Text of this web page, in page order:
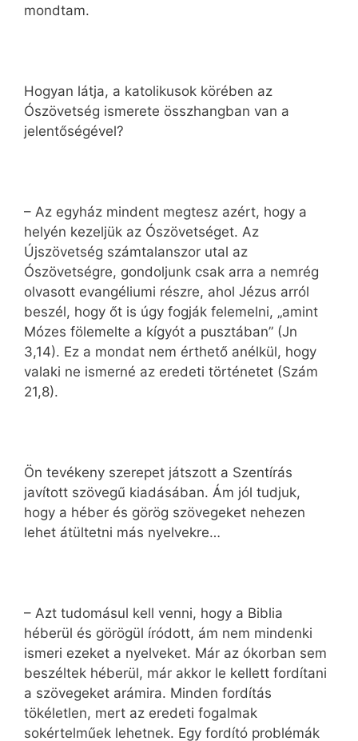
mondtam.
Hogyan látja, a katolikusok körében az
Ószövetség ismerete összhangban van a
jelentőségével?
– Az egyház mindent megtesz azért, hogy a
helyén kezeljük az Ószövetséget. Az
Újszövetség számtalanszor utal az
Ószövetségre, gondoljunk csak arra a nemrég
olvasott evangéliumi részre, ahol Jézus arról
beszél, hogy őt is úgy fogják felemelni, „amint
Mózes fölemelte a kígyót a pusztában” (Jn
3,14). Ez a mondat nem érthető anélkül, hogy
valaki ne ismerné az eredeti történetet (Szám
21,8).
Ön tevékeny szerepet játszott a Szentírás
javított szövegű kiadásában. Ám jól tudjuk,
hogy a héber és görög szövegeket nehezen
lehet átültetni más nyelvekre…
– Azt tudomásul kell venni, hogy a Biblia
héberül és görögül íródott, ám nem mindenki
ismeri ezeket a nyelveket. Már az ókorban sem
beszéltek héberül, már akkor le kellett fordítani
a szövegeket arámira. Minden fordítás
tökéletlen, mert az eredeti fogalmak
sokértelműek lehetnek. Egy fordító problémák